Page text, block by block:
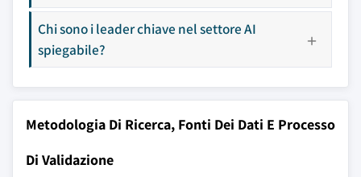
Chi sono i leader chiave nel settore AI
spiegabile?
Metodologia Di Ricerca, Fonti Dei Dati E Processo
Di Validazione